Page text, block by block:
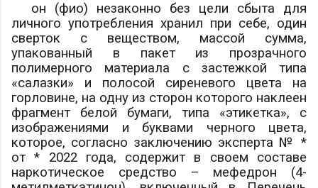
он (фио) незаконно без цели сбыта для
личного употребления хранил при себе, один
сверток с веществом, массой сумма,
упакованный в пакет из прозрачного
полимерного материала с застежкой типа
«салазки» и полосой сиреневого цвета на
горловине, на одну из сторон которого наклеен
фрагмент белой бумаги, типа «этикетка», с
изображениями и буквами черного цвета,
которое, согласно заключению эксперта № *
от * 2022 года, содержит в своем составе
наркотическое средство – мефедрон (4-